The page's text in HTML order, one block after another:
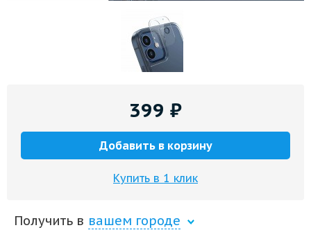
399 ₽
Добавить в корзину
Купить в 1 клик
Получить в вашем городе